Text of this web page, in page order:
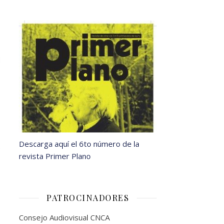
Descarga aquí el 6to número de la
revista Primer Plano
PATROCINADORES
Consejo Audiovisual CNCA